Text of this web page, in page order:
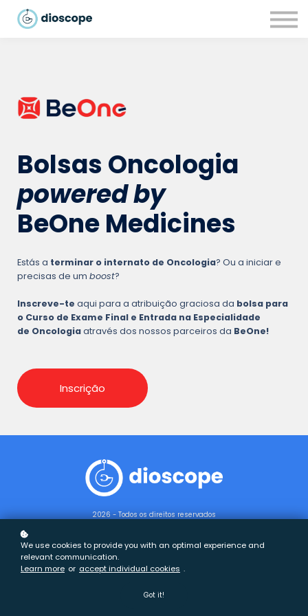
Bolsas Oncologia
powered by
BeOne Medicines
Estás a terminar o internato de Oncologia? Ou a iniciar e
precisas de um boost?
Inscreve-te aqui para a atribuição graciosa da bolsa para
o Curso de Exame Final e Entrada na Especialidade
de Oncologiaatravés dos nossos parceiros da BeOne!
Inscrição
2026 - Todos os direitos reservados
We use cookies to provide you with an optimal experience and
relevant communication.
Learn more or accept individual cookies .
Got it!